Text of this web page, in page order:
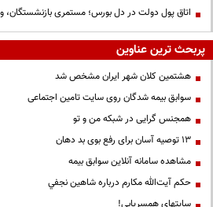
اتاق پول دولت در دل بورس؛ مستمری بازنشستگان،
پربحث ترین عناوین
هشتمین کلان شهر ایران مشخص شد
سوابق بیمه شدگان روی سایت تامین اجتماعی
همجنس گرایی در شبکه من و تو
13 توصیه آسان برای رفع بوی بد دهان
مشاهده سامانه آنلاين سوابق بیمه
حكم آيت‌الله مكارم درباره شاهين نجفي
سایتهای همسریابی!